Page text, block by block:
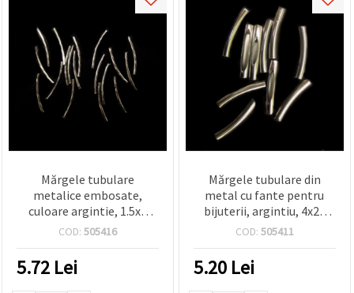
Mărgele tubulare
metalice embosate,
culoare argintie, 1.5x2
mm – 50 buc.
COD: 505416
5.72 Lei
Mărgele tubulare din
metal cu fante pentru
bijuterii, argintiu, 4x25
mm - 50 buc.
COD: 505411
5.20 Lei